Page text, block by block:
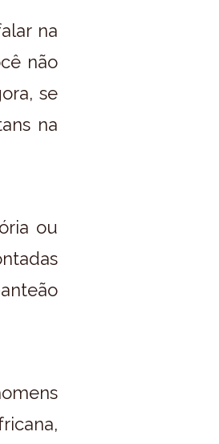
na
não
se
na
ou